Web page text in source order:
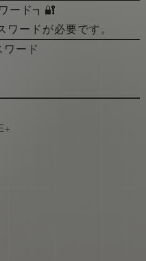
ード┓🔐
ワードが必要です。
ード